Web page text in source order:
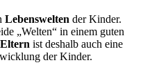
Lebenswelten der Kinder.
„Welten“ in einem guten
ist deshalb auch eine
der Kinder.